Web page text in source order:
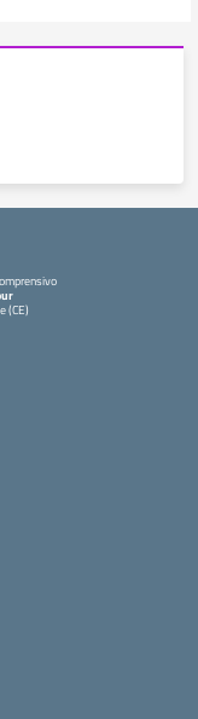
(CE)